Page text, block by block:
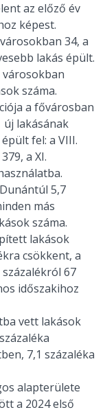
az előző év
képest.
34, a
lakás épült.
városokban
száma.
a fővárosban
új lakásának
fel: a VIII.
a XI.
5,7
más
száma.
lakások
csökkent, a
67
időszakihoz
vett lakások
7,1 százaléka
alapterülete
a 2024 első